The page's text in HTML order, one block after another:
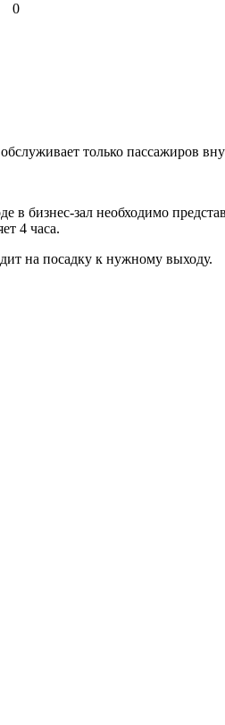
0
только пассажиров
бизнес-зал необходимо
4 часа.
на посадку к нужному выходу.